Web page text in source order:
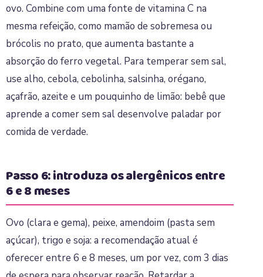
ovo. Combine com uma fonte de vitamina C na
mesma refeição, como mamão de sobremesa ou
brócolis no prato, que aumenta bastante a
absorção do ferro vegetal. Para temperar sem sal,
use alho, cebola, cebolinha, salsinha, orégano,
açafrão, azeite e um pouquinho de limão: bebê que
aprende a comer sem sal desenvolve paladar por
comida de verdade.
Passo 6: introduza os alergênicos entre
6 e 8 meses
Ovo (clara e gema), peixe, amendoim (pasta sem
açúcar), trigo e soja: a recomendação atual é
oferecer entre 6 e 8 meses, um por vez, com 3 dias